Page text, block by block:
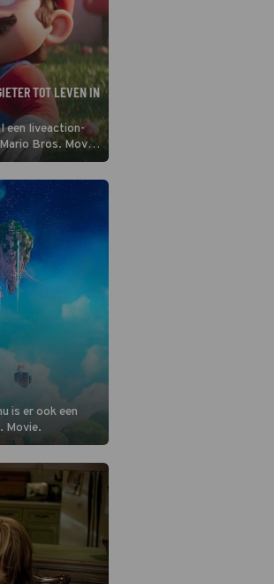
TOT LEVEN IN
een liveaction-
Bros. Movie
is er ook een
Movie.